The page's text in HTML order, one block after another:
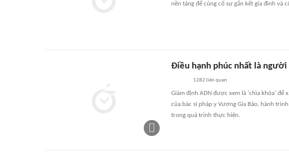
nền tảng để củng cố sự gắn kết gia đình và
Điều hạnh phúc nhất là
1282 liên quan
Giám định ADN được xem là 'chìa khóa' để
của bác sĩ pháp y Vương Gia Bảo, hành
trong quá trình thực hiện.